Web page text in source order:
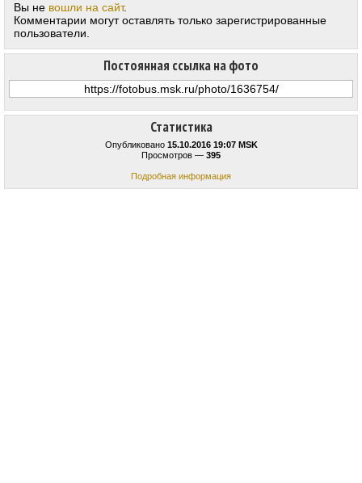
Статистика
Опубликовано 15.10.2016 19:07 MSK
Просмотров — 395
Подробная информация
Постоянная ссылка на фото
Вы не вошли на сайт.
Комментарии могут оставлять только зарегистрированные
пользователи.